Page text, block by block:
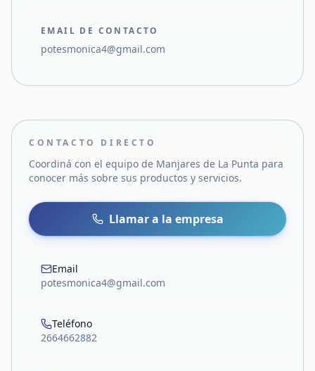
EMAIL DE CONTACTO
potesmonica4@gmail.com
CONTACTO DIRECTO
Coordiná con el equipo de Manjares de La Punta para
conocer más sobre sus productos y servicios.
Llamar a la empresa
Email
potesmonica4@gmail.com
Teléfono
2664662882